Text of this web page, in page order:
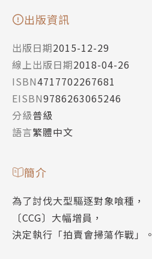
出版資訊
出版日期2015-12-29
線上出版日期2018-04-26
ISBN4717702267681
EISBN9786263065246
分級普級
語言繁體中文
簡介
為了討伐大型驅逐對象喰種，
〔CCG〕大幅增員，
決定執行「拍賣會掃蕩作戰」。